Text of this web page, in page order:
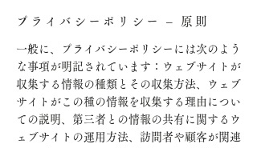
プライバシーポリシー – 原則
一般に、プライバシーポリシーには次のよう
な事項が明記されています：ウェブサイトが
収集する情報の種類とその収集方法、ウェブ
サイトがこの種の情報を収集する理由につい
ての説明、第三者との情報の共有に関するウ
ェブサイトの運用方法、訪問者や顧客が関連